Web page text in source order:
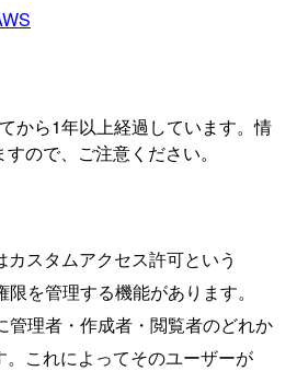
から1年以上経過しています。情
ので、ご注意ください。
スタムアクセス許可という
を管理する機能があります。
管理者・作成者・閲覧者のどれか
これによってそのユーザーが